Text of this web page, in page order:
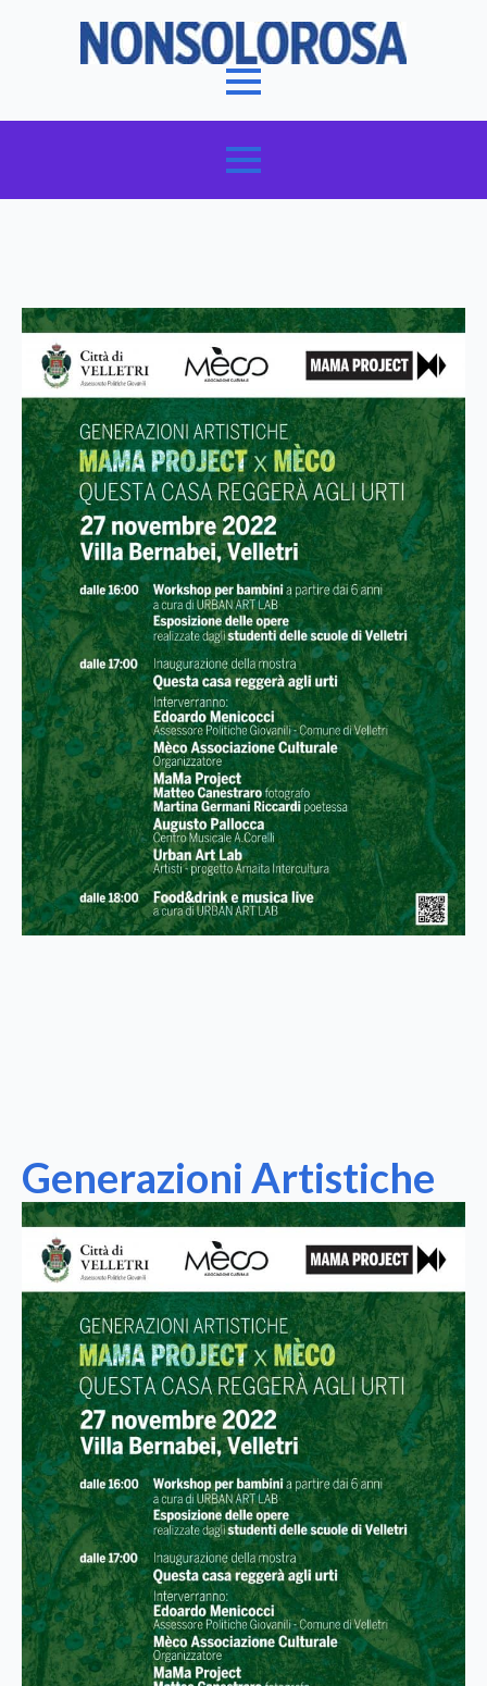
Generazioni Artistiche